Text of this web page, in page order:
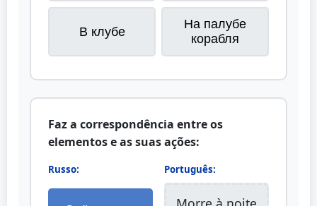
В клубе
На палубе
корабля
Faz a correspondência entre os
elementos e as suas ações:
Russo: Português: